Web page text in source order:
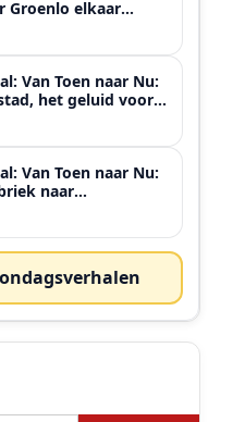
Groenlo elkaar
Van Toen naar Nu:
het geluid voor
Van Toen naar Nu:
naar